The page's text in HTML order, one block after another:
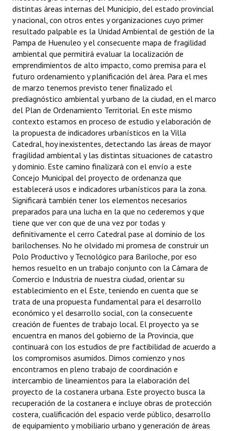
distintas áreas internas del Municipio, del estado provincial
y nacional, con otros entes y organizaciones cuyo primer
resultado palpable es la Unidad Ambiental de gestión de la
Pampa de Huenuleo y el consecuente mapa de fragilidad
ambiental que permitirá evaluar la localización de
emprendimientos de alto impacto, como premisa para el
futuro ordenamiento y planificación del área. Para el mes
de marzo tenemos previsto tener finalizado el
prediagnóstico ambiental y urbano de la ciudad, en el marco
del Plan de Ordenamiento Territorial. En este mismo
contexto estamos en proceso de estudio y elaboración de
la propuesta de indicadores urbanísticos en la Villa
Catedral, hoy inexistentes, detectando las áreas de mayor
fragilidad ambiental y las distintas situaciones de catastro
y dominio. Este camino finalizará con el envío a este
Concejo Municipal del proyecto de ordenanza que
establecerá usos e indicadores urbanísticos para la zona.
Significará también tener los elementos necesarios
preparados para una lucha en la que no cederemos y que
tiene que ver con que de una vez por todas y
definitivamente el cerro Catedral pase al dominio de los
barilochenses. No he olvidado mi promesa de construir un
Polo Productivo y Tecnológico para Bariloche, por eso
hemos resuelto en un trabajo conjunto con la Cámara de
Comercio e Industria de nuestra ciudad, orientar su
establecimiento en el Este, teniendo en cuenta que se
trata de una propuesta fundamental para el desarrollo
económico y el desarrollo social, con la consecuente
creación de fuentes de trabajo local. El proyecto ya se
encuentra en manos del gobierno de la Provincia, que
continuará con los estudios de pre factibilidad de acuerdo a
los compromisos asumidos. Dimos comienzo y nos
encontramos en pleno trabajo de coordinación e
intercambio de lineamientos para la elaboración del
proyecto de la costanera urbana. Este proyecto busca la
recuperación de la costanera e incluye obras de protección
costera, cualificación del espacio verde público, desarrollo
de equipamiento y mobiliario urbano y generación de áreas